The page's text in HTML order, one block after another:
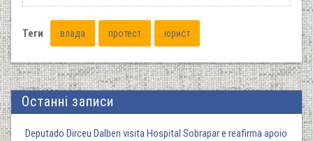
Теги влада протест юрист
Останні записи
Deputado Dirceu Dalben visita Hospital Sobrapar e reafirma apoio